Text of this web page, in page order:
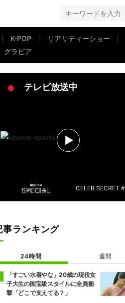
K-POP リアリティーショー
グラビア
テレビ放送中
CELEB SECRET
事ランキング
24時間 週間
「すごい水着やな」20歳の現役女
子大生の国宝級スタイルに全員衝
撃「どこで支えてる？」